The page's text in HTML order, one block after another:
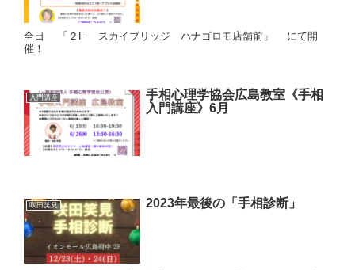
全日 「２F スカイブリッジ ハナゴロモ店舗前」 にて開
催！
入門講座
手相心理学協会広島教室《手相
入門講座》6月
咲田笑見 2023年最後の「手相診断」